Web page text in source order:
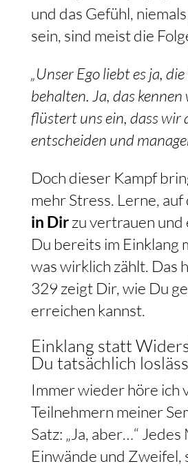
und das Gefühl,
sein, sind meist die
„Unser Ego liebt es ja,
behalten. Ja, das kennen
flüstert uns ein, dass wir
entscheiden und
Doch dieser Kampf
mehr Stress. Lerne, auf
in Dirzu vertrauen und
Du bereits im Einklang
was wirklich zählt. Das
329 zeigt Dir, wie Du
erreichen kannst.
Einklang statt
Du tatsächlich
Immer wieder höre ich
Teilnehmern meiner
Satz: „Ja, aber…“
Einwände und Zweifel,